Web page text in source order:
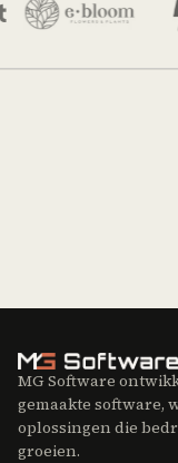
MG Software
gemaakte software,
oplossingen die
groeien.